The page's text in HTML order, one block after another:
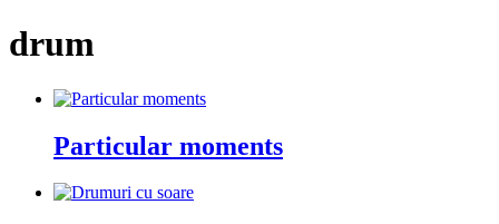
drum
Particular moments